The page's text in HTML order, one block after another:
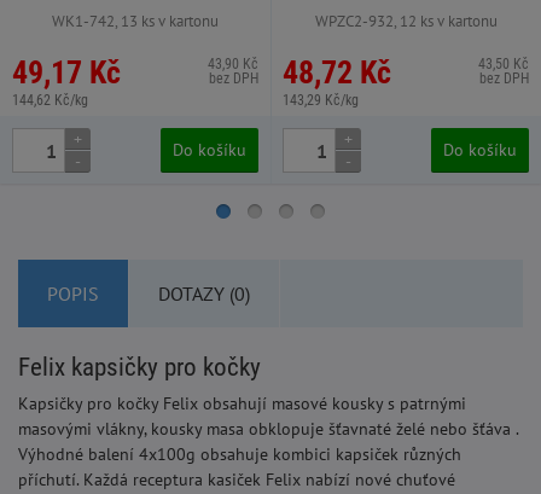
WK1-742, 13 ks v kartonu
49,17 Kč
144,62 Kč/kg
43,90 Kč
bez DPH
+
-
Do košíku
WPZC2-932, 12 ks v kartonu
48,72 Kč
143,29 Kč/kg
43,50 Kč
bez DPH
+
-
Do košíku
POPIS DOTAZY (0)
Felix kapsičky pro kočky
Kapsičky pro kočky Felix obsahují masové kousky s patrnými
masovými vlákny, kousky masa obklopuje šťavnaté želé nebo šťáva .
Výhodné balení 4x100g obsahuje kombici kapsiček různých
příchutí. Každá receptura kasiček Felix nabízí nové chuťové